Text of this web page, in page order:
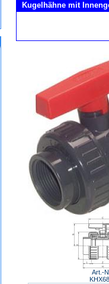
Kugelhähne mit
Art.-